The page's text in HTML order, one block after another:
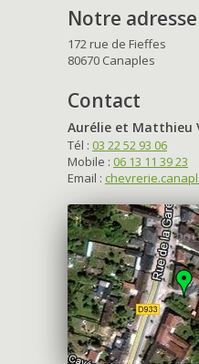
Notre adresse
172 rue de Fieffes
80670 Canaples
Contact
Aurélie et Matthieu
Tél : 03 22 52 93 06
Mobile : 06 13 11 39 23
Email :